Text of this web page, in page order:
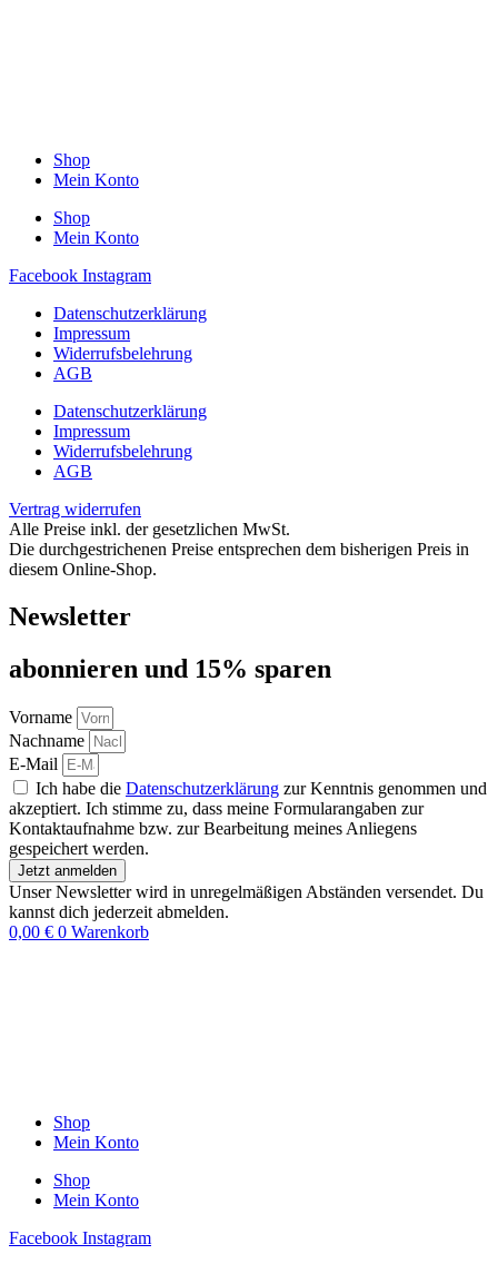
Shop
Mein Konto
Shop
Mein Konto
Facebook Instagram
Datenschutzerklärung
Impressum
Widerrufsbelehrung
AGB
Datenschutzerklärung
Impressum
Widerrufsbelehrung
AGB
Vertrag widerrufen
Alle Preise inkl. der gesetzlichen MwSt.
Die durchgestrichenen Preise entsprechen dem bisherigen Preis in
diesem Online-Shop.
Newsletter
abon­nie­ren und 15% sparen
Vorname
Nachname
E-Mail
Ich habe die Datenschutzerklärung zur Kenntnis genommen und
akzeptiert. Ich stimme zu, dass meine Formularangaben zur
Kontaktaufnahme bzw. zur Bearbeitung meines Anliegens
gespeichert werden.
Jetzt anmelden
Unser Newsletter wird in unregelmäßigen Abständen versendet. Du
kannst dich jederzeit abmelden.
0,00 € 0 Warenkorb
Shop
Mein Konto
Shop
Mein Konto
Facebook Instagram